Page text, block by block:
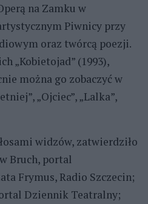
na Zamku w
Piwnicy przy
oraz twórcą poezji.
„Kobietojad” (1993),
można go zobaczyć w
„Ojciec”, „Lalka”,
widzów, zatwierdziło
Bruch, portal
Frymus, Radio Szczecin;
Dziennik Teatralny;